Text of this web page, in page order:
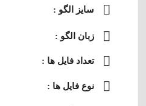
سایز الگو :
زبان الگو :
تعداد فایل ها :
نوع فایل ها :